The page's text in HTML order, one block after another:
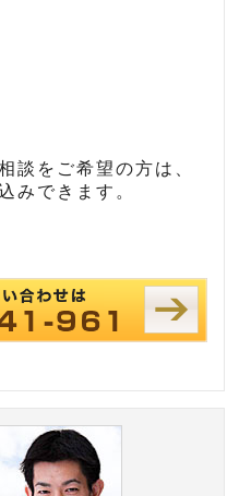
談をご希望の方は、
みできます。